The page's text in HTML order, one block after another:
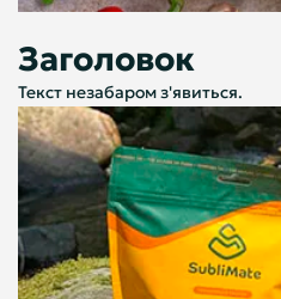
Заголовок
Текст незабаром з'явиться.